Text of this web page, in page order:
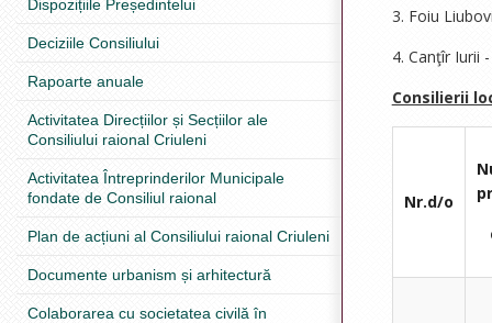
Dispozițiile Președintelui
Deciziile Consiliului
Rapoarte anuale
Activitatea Direcțiilor și Secțiilor ale
Consiliului raional Criuleni
Activitatea Întreprinderilor Municipale
fondate de Consiliul raional
Plan de acțiuni al Consiliului raional Criuleni
Documente urbanism și arhitectură
Colaborarea cu societatea civilă în
3. Foiu
4. Canţîr Iurii
Consilierii
Nr.d/o